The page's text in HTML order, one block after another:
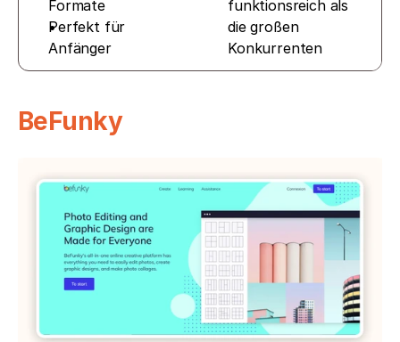
Formate
Perfekt für
Anfänger
funktionsreich als
die großen
Konkurrenten
BeFunky